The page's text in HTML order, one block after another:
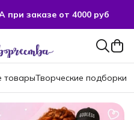
заказе от 4000 руб
товарыТворческие подборки